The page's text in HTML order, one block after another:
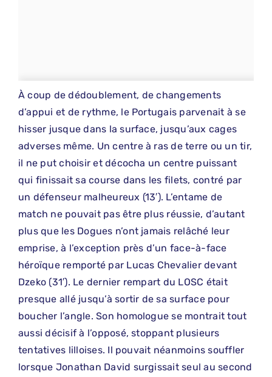
À coup de dédoublement, de changements
d’appui et de rythme, le Portugais parvenait à se
hisser jusque dans la surface, jusqu’aux cages
adverses même. Un centre à ras de terre ou un tir,
il ne put choisir et décocha un centre puissant
qui finissait sa course dans les filets, contré par
un défenseur malheureux (13′). L’entame de
match ne pouvait pas être plus réussie, d’autant
plus que les Dogues n’ont jamais relâché leur
emprise, à l’exception près d’un face-à-face
héroïque remporté par Lucas Chevalier devant
Dzeko (31′). Le dernier rempart du LOSC était
presque allé jusqu’à sortir de sa surface pour
boucher l’angle. Son homologue se montrait tout
aussi décisif à l’opposé, stoppant plusieurs
tentatives lilloises. Il pouvait néanmoins souffler
lorsque Jonathan David surgissait seul au second